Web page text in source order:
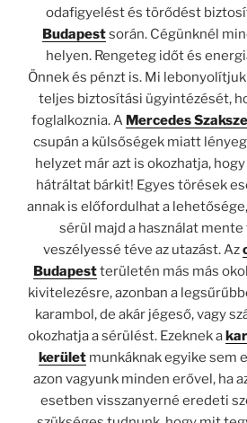
odafigyelést és törődést
Budapestsorán. Cégünknél
helyen. Rengeteg időt és
Önnek és pénzt is. Mi
teljes biztosítási ügyintézését,
foglalkoznia. A Mercedes
csupán a külsőségek miatt
helyzet már azt is okozhatja,
hátráltat bárkit! Egyes törések
annak is előfordulhat a
sérül majd a használat mente
veszélyessé téve az utazást. Az
Budapestterületén más más
kivitelezésre, azonban a
karambol, de akár jégeső, vagy
okozhatja a sérülést. Ezeknek a
kerület munkáknak egyike sem
azon vagyunk minden erővel, ha
esetben visszanyerné eredeti